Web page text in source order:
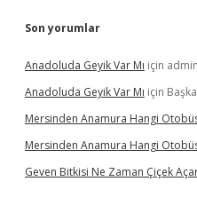
Son yorumlar
Anadoluda Geyik Var Mı için admin
Anadoluda Geyik Var Mı için
Mersinden Anamura Hangi
Mersinden Anamura Hangi
Geven Bitkisi Ne Zaman Çiçek